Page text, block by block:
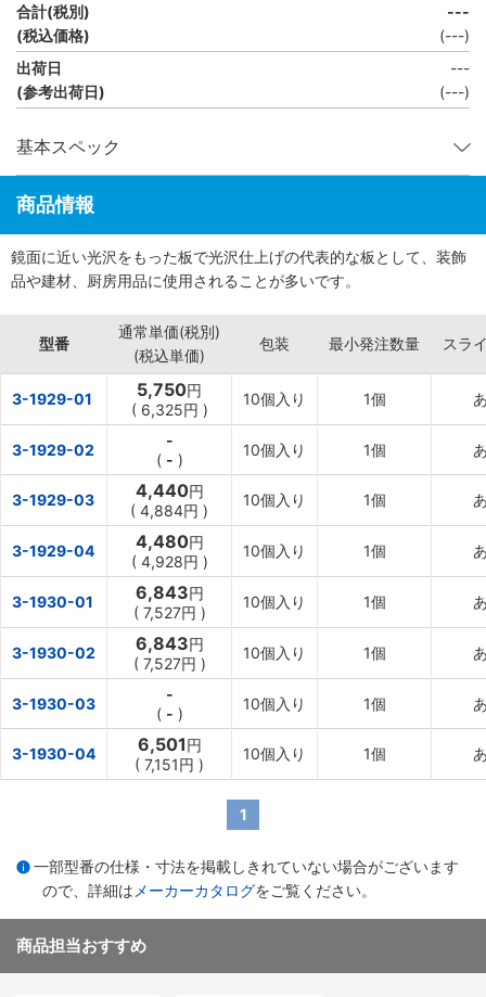
合計(税別)
(税込価格)
---
(---)
出荷日
(参考出荷日)
---
(---)
基本スペック
商品情報
鏡面に近い光沢をもった板で光沢仕上げの代表的な板として、装飾
品や建材、厨房用品に使用されることが多いです。
型番
通常単価(税別)
(税込単価)
包装 最小発注数量 スラ
3-1929-01 5,750円
( 6,325円 )
10個入り 1個
3-1929-02
-
( - )
10個入り 1個
3-1929-03 4,440円
( 4,884円 )
10個入り 1個
3-1929-04 4,480円
( 4,928円 )
10個入り 1個
3-1930-01 6,843円
( 7,527円 )
10個入り 1個
3-1930-02 6,843円
( 7,527円 )
10個入り 1個
3-1930-03
-
( - )
10個入り 1個
3-1930-04 6,501円
( 7,151円 )
10個入り 1個
1
一部型番の仕様・寸法を掲載しきれていない場合がございます
ので、詳細は メーカーカタログをご覧ください。
商品担当おすすめ